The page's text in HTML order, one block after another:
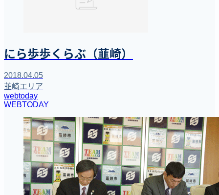
にら歩歩くらぶ（韮崎）
2018.04.05
韮崎エリア
webtoday
WEBTODAY